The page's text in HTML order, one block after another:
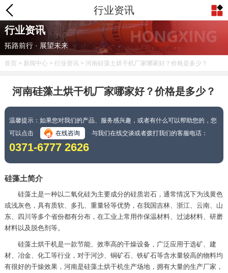
行业资讯
行业资讯
拓路前行 · 展望未来
首页 > 新闻中心> 行业资讯> 河南硅藻土烘干机厂家哪家好？价格是多少？
河南硅藻土烘干机厂家哪家好？价格是多少？
温馨提示：如果您对我们的产品、服务感兴趣，或者有什么可以帮助您的，您
可以点击
在线咨询 与我们在线交谈或者拨打我们的客服电话：
0371-6777 2626
硅藻土简介
硅藻土是一种以二氧化硅为主要成分的硅质岩石，通常情况下为浅黄色
或浅灰色，具有质软、多孔、重量轻等优势，在我国吉林、浙江、云南、山
东、四川等多个省份都有分布，在工业上常用作保温材料、过滤材料、研磨
材料以及脱色剂等。
硅藻土烘干机是一款节能、效率高的干燥设备，广泛应用于选矿、建
材、冶金、化工等行业，对于河沙、铜矿石、铁矿石等含水量较高的物料均
有很好的干燥效果，河南是硅藻土烘干机生产场地，拥有大量的生产厂家，